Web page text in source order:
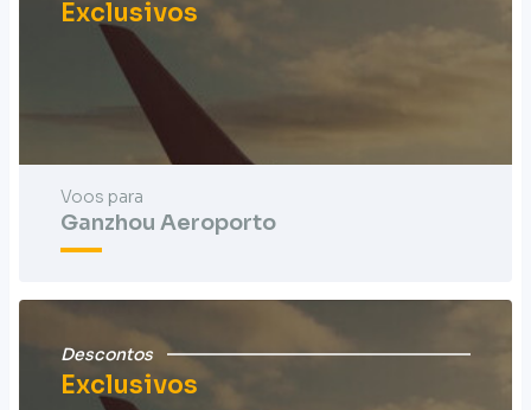
Exclusivos
Voos para
Ganzhou Aeroporto
Descontos
Exclusivos